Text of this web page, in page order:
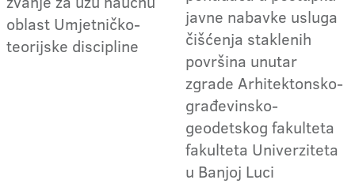
oblast Umjetničko-
teorijske discipline
javne nabavke usluga
čišćenja staklenih
površina unutar
zgrade Arhitektonsko-
građevinsko-
geodetskog fakulteta
fakulteta Univerziteta
u Banjoj Luci